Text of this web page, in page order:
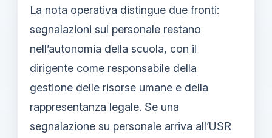
La nota operativa distingue due fronti:
segnalazioni sul personale restano
nell’autonomia della scuola, con il
dirigente come responsabile della
gestione delle risorse umane e della
rappresentanza legale. Se una
segnalazione su personale arriva all’USR